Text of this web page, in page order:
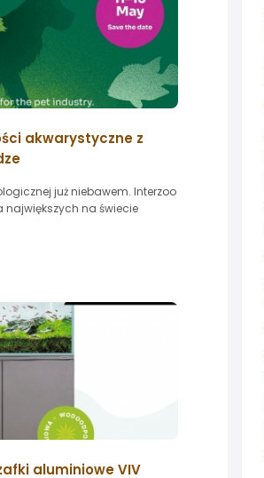
akwarystyczne z
już niebawem. Interzoo
największych na świecie
aluminiowe VIV